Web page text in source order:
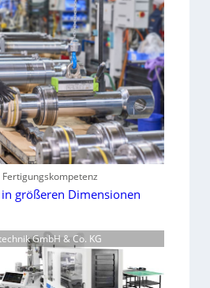
größeren Dimensionen
GmbH & Co. KG